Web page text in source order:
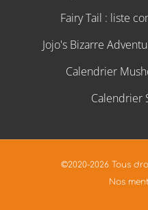
Fairy Tail : liste
Jojo's Bizarre
Calendrier
Calendrier
©2020-2026 Tous
Nos